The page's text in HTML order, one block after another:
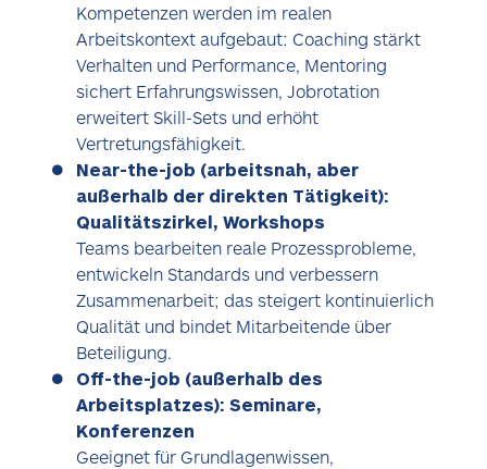
Kompetenzen werden im realen
Arbeitskontext aufgebaut: Coaching stärkt
Verhalten und Performance, Mentoring
sichert Erfahrungswissen, Jobrotation
erweitert Skill-Sets und erhöht
Vertretungsfähigkeit.
Near-the-job (arbeitsnah, aber
außerhalb der direkten Tätigkeit):
Qualitätszirkel, Workshops
Teams bearbeiten reale Prozessprobleme,
entwickeln Standards und verbessern
Zusammenarbeit; das steigert kontinuierlich
Qualität und bindet Mitarbeitende über
Beteiligung.
Off-the-job (außerhalb des
Arbeitsplatzes): Seminare,
Konferenzen
Geeignet für Grundlagenwissen,